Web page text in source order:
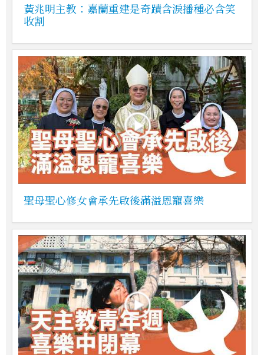
黃兆明主教：嘉蘭重建是奇蹟含淚播種必含笑
收割
聖母聖心修女會承先啟後滿溢恩寵喜樂